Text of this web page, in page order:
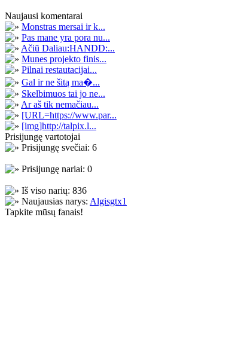
Naujausi komentarai
Monstras mersai ir k...
Pas mane yra pora nu...
Ačiū Daliau:HANDD:...
Munes projekto finis...
Pilnai restautacijai...
Gal ir ne šitą ma�...
Skelbimuos tai jo ne...
Ar aš tik nemačiau...
[URL=https://www.par...
[img]http://talpix.l...
Prisijungę vartotojai
Prisijungę svečiai: 6
Prisijungę nariai: 0
Iš viso narių: 836
Naujausias narys: Algisgtx1
Tapkite mūsų fanais!